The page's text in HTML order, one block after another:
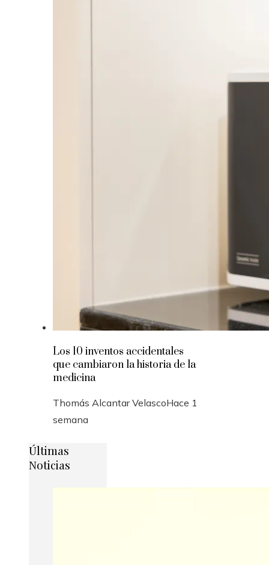
Los 10 inventos accidentales
que cambiaron la historia de la
medicina
Thomás Alcantar VelascoHace 1
semana
Últimas
Noticias